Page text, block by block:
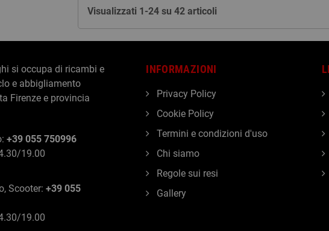
Visualizzati 1-24 su 42 articoli
si occupa di ricambi e
e abbigliamento
Firenze e provincia
+39 055 750996
19.00
Scooter: +39 055
19.00
INFORMAZIONI
Privacy Policy
Cookie Policy
Termini e condizioni d'uso
Chi siamo
Regole sui resi
Gallery